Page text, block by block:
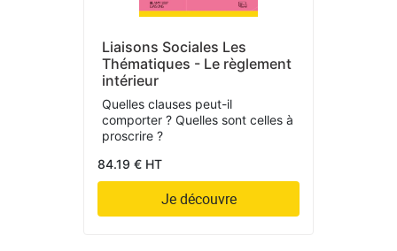
Liaisons Sociales Les
Thématiques - Le règlement
intérieur
Quelles clauses peut-il
comporter ? Quelles sont celles à
proscrire ?
84.19 € HT
Je découvre